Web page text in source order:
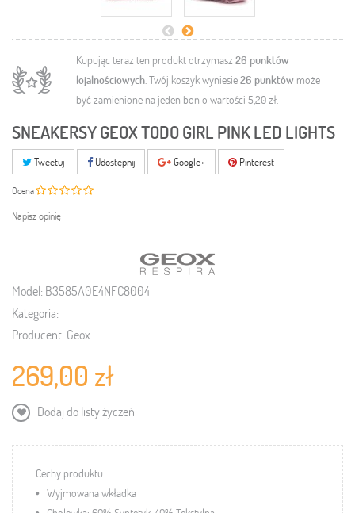
Kupując teraz ten produkt otrzymasz 26 punktów
lojalnościowych. Twój koszyk wyniesie26 punktów może
być zamienione na jeden bon o wartości 5,20 zł.
SNEAKERSY GEOX TODO GIRL PINK LED LIGHTS
Tweetuj Udostępnij Google+ Pinterest
Ocena
Napisz opinię
Model: B3585A0E4NFC8004
Kategoria:
Producent: Geox
269,00 zł
Dodaj do listy życzeń
Cechy produktu:
Wyjmowana wkładka